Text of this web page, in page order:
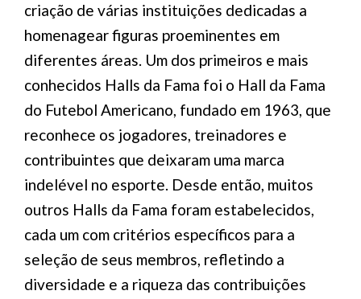
criação de várias instituições dedicadas a
homenagear figuras proeminentes em
diferentes áreas. Um dos primeiros e mais
conhecidos Halls da Fama foi o Hall da Fama
do Futebol Americano, fundado em 1963, que
reconhece os jogadores, treinadores e
contribuintes que deixaram uma marca
indelével no esporte. Desde então, muitos
outros Halls da Fama foram estabelecidos,
cada um com critérios específicos para a
seleção de seus membros, refletindo a
diversidade e a riqueza das contribuições